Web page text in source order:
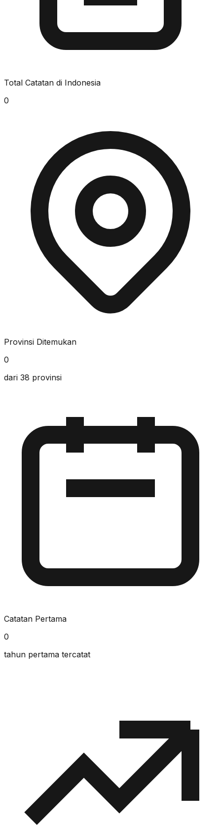
Total Catatan di Indonesia
0
Provinsi Ditemukan
0
dari 38 provinsi
Catatan Pertama
0
tahun pertama tercatat